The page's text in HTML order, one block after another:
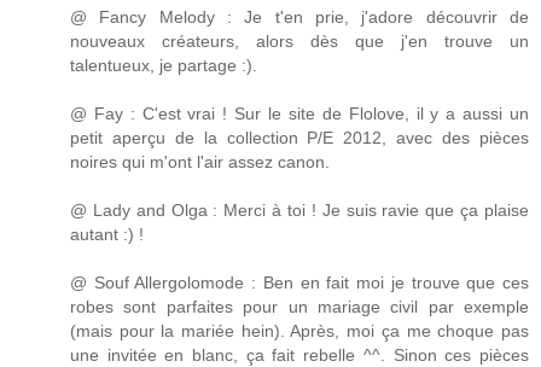
@ Fancy Melody : Je t'en prie, j'adore découvrir de
nouveaux créateurs, alors dès que j'en trouve un
talentueux, je partage :).
@ Fay : C'est vrai ! Sur le site de Flolove, il y a aussi un
petit aperçu de la collection P/E 2012, avec des pièces
noires qui m'ont l'air assez canon.
@ Lady and Olga : Merci à toi ! Je suis ravie que ça plaise
autant :) !
@ Souf Allergolomode : Ben en fait moi je trouve que ces
robes sont parfaites pour un mariage civil par exemple
(mais pour la mariée hein). Après, moi ça me choque pas
une invitée en blanc, ça fait rebelle ^^. Sinon ces pièces